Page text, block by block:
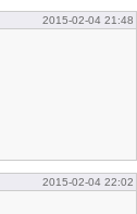
2015-02-04 21:48
2015-02-04 22:02